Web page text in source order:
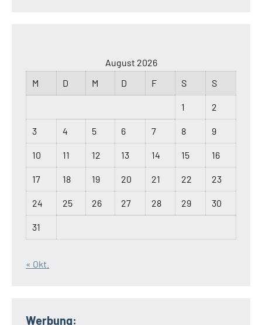
August 2026
M
D M D F S S
1 2
3 4 5 6 7 8 9
10 11 12 13 14 15 16
17 18 19 20 21 22 23
24 25 26 27 28 29 30
31
« Okt.
Werbung: